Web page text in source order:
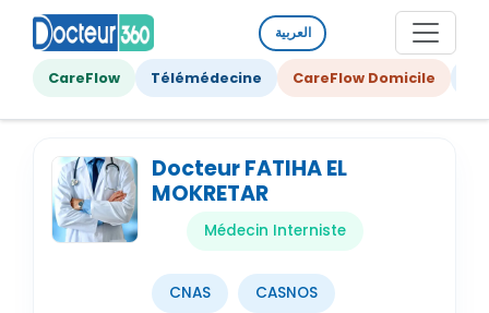
العربية
CareFlow Télémédecine CareFlow Domicile
Docteur FATIHA EL
MOKRETAR
Médecin Interniste
CNAS CASNOS